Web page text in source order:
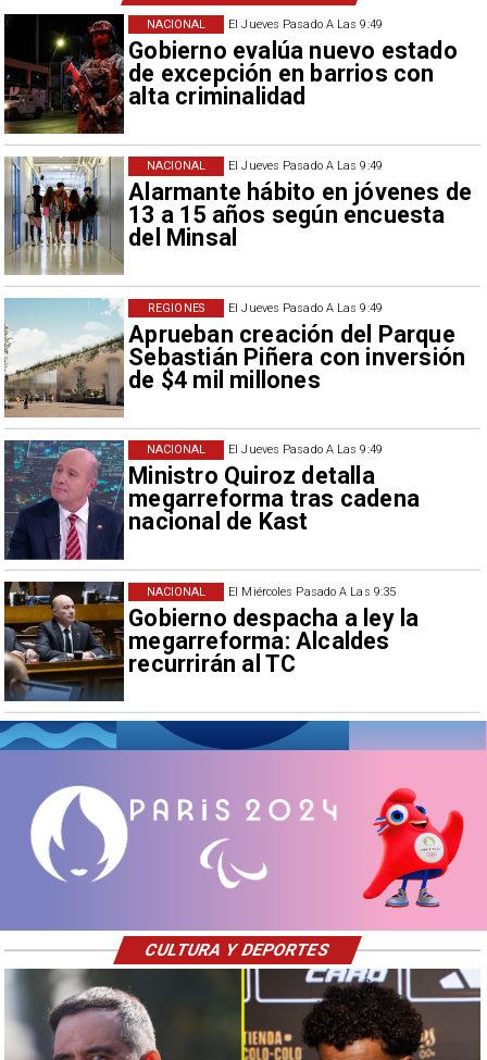
El Jueves Pasado A Las 9:49
Gobierno evalúa nuevo estado
de excepción en barrios con
alta criminalidad
NACIONAL
El Jueves Pasado A Las 9:49
Alarmante hábito en jóvenes de
13 a 15 años según encuesta
del Minsal
NACIONAL
El Jueves Pasado A Las 9:49
Aprueban creación del Parque
Sebastián Piñera con inversión
de $4 mil millones
REGIONES
El Jueves Pasado A Las 9:49
Ministro Quiroz detalla
megarreforma tras cadena
nacional de Kast
NACIONAL
El Miércoles Pasado A Las 9:35
Gobierno despacha a ley la
megarreforma: Alcaldes
recurrirán al TC
NACIONAL
CULTURA Y DEPORTES